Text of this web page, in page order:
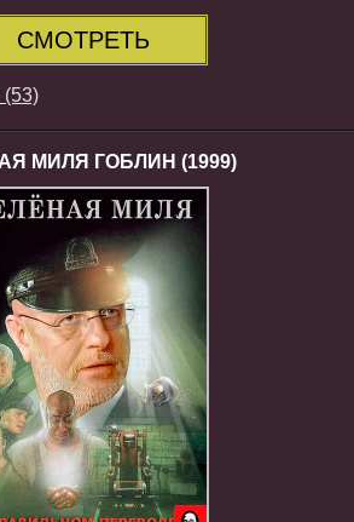
СМОТРЕТЬ
(53)
МИЛЯ ГОБЛИН (1999)